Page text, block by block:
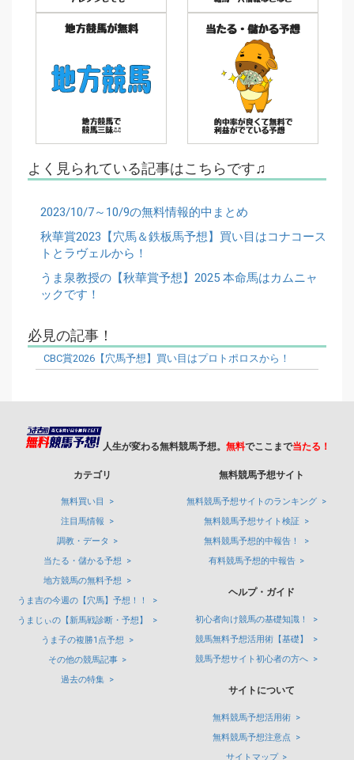
よく見られている記事はこちらです♫
2023/10/7～10/9の無料情報的中まとめ
秋華賞2023【穴馬＆鉄板馬予想】買い目はコナコース
トとラヴェルから！
うま泉教授の【秋華賞予想】2025 本命馬はカムニャ
ックです！
必見の記事！
CBC賞2026【穴馬予想】買い目はプロトポロスから！
人生が変わる無料競馬予想。 無料でここまで当たる！
カテゴリ
無料買い目
注目馬情報
調教・データ
当たる・儲かる予想
地方競馬の無料予想
うま吉の今週の【穴馬】予想！！
うまじぃの【新馬戦診断・予想】
うま子の複勝1点予想
その他の競馬記事
過去の特集
無料競馬予想サイト
無料競馬予想サイトのランキング
無料競馬予想サイト検証
無料競馬予想的中報告！
有料競馬予想的中報告
ヘルプ・ガイド
初心者向け競馬の基礎知識！
競馬無料予想活用術【基礎】
競馬予想サイト初心者の方へ
サイトについて
無料競馬予想活用術
無料競馬予想注意点
サイトマップ